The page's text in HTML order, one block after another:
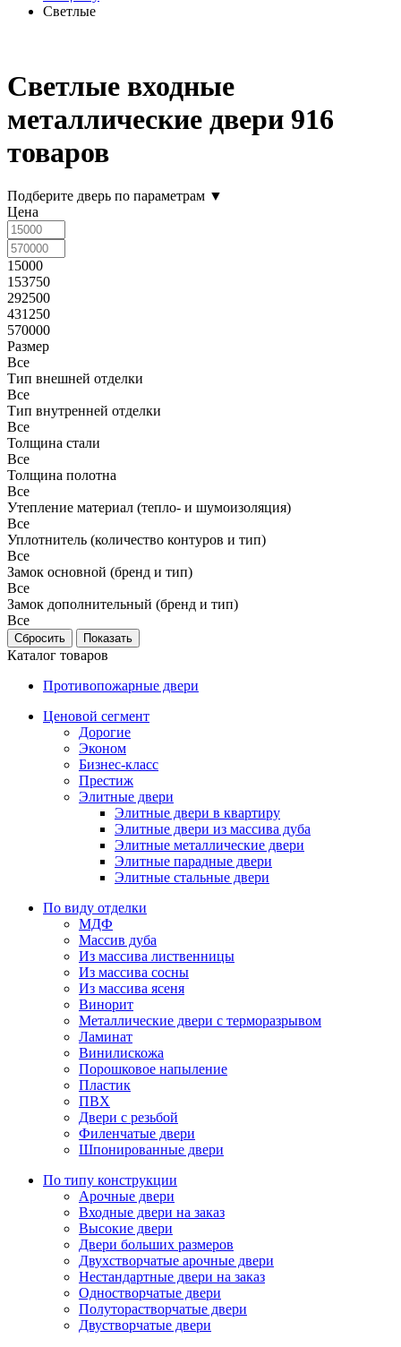
Светлые
Светлые входные
металлические двери 916
товаров
Подберите дверь по параметрам ▼
Цена
15000
153750
292500
431250
570000
Размер
Все
Тип внешней отделки
Все
Тип внутренней отделки
Все
Толщина стали
Все
Толщина полотна
Все
Утепление материал (тепло- и шумоизоляция)
Все
Уплотнитель (количество контуров и тип)
Все
Замок основной (бренд и тип)
Все
Замок дополнительный (бренд и тип)
Все
Каталог товаров
Противопожарные двери
Ценовой сегмент
Дорогие
Эконом
Бизнес-класс
Престиж
Элитные двери
Элитные двери в квартиру
Элитные двери из массива дуба
Элитные металлические двери
Элитные парадные двери
Элитные стальные двери
По виду отделки
МДФ
Массив дуба
Из массива лиственницы
Из массива сосны
Из массива ясеня
Винорит
Металлические двери с терморазрывом
Ламинат
Винилискожа
Порошковое напыление
Пластик
ПВХ
Двери с резьбой
Филенчатые двери
Шпонированные двери
По типу конструкции
Арочные двери
Входные двери на заказ
Высокие двери
Двери больших размеров
Двухстворчатые арочные двери
Нестандартные двери на заказ
Одностворчатые двери
Полуторастворчатые двери
Двустворчатые двери